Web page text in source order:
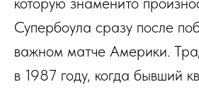
Супербоула сразу после
важном матче Америки.
в 1987 году, когда бывший